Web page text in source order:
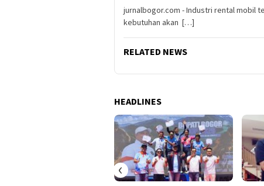
jurnalbogor.com - Industri rental mobil
kebutuhan akan […]
RELATED NEWS
HEADLINES
‹